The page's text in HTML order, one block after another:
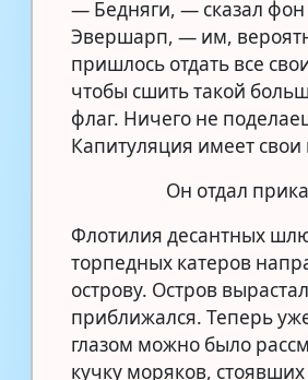
— Бедняги, — сказал фон
Эвершарп, — им,
пришлось отдать все
чтобы сшить такой
флаг. Ничего не
Капитуляция имеет свои
Он отдал
Флотилия десантных
торпедных катеров
острову. Остров
приближался. Теперь
глазом можно было
кучку моряков,